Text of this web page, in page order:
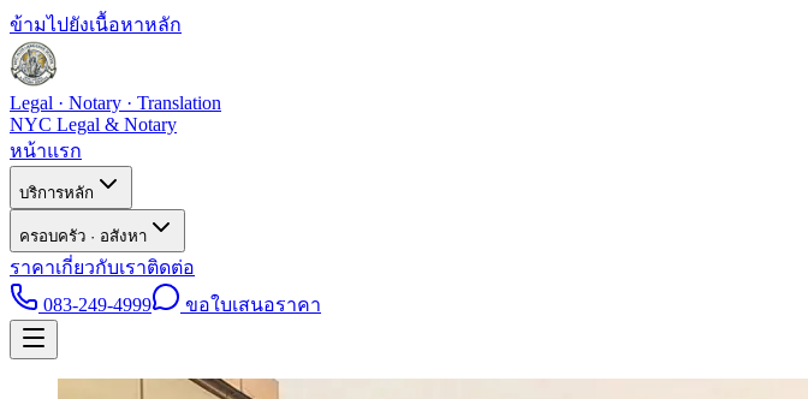
ข้ามไปยังเนื้อหาหลัก
Legal · Notary · Translation
NYC Legal & Notary
หน้าแรก
บริการหลัก
ครอบครัว · อสังหา
ราคาเกี่ยวกับเราติดต่อ
083-249-4999
ขอใบเสนอราคา